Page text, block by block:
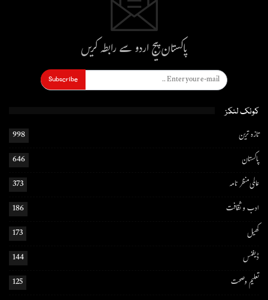
پاکستان پیج اردو سے رابطہ کریں
Subscribe
کوئک لنکز
تازہ ترین
998
پاکستان
646
عالمی منظر نامہ
373
ادب و ثقافت
186
کھیل
173
ڈیفنس
144
تعلیم و صحت
125